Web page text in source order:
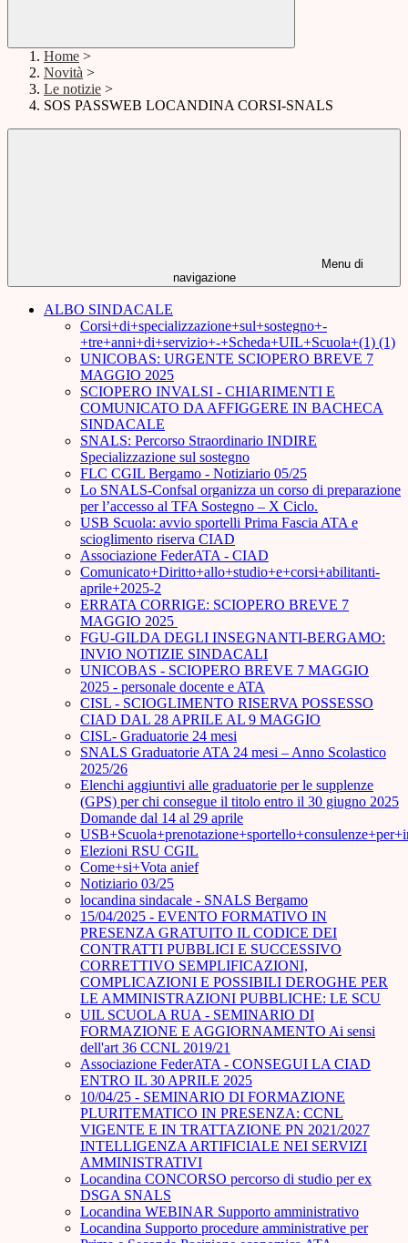
Home >
Novità >
Le notizie >
SOS PASSWEB LOCANDINA CORSI-SNALS
Menu di
navigazione
ALBO SINDACALE
Corsi+di+specializzazione+sul+sostegno+-
+tre+anni+di+servizio+-+Scheda+UIL+Scuola+(1) (1)
UNICOBAS: URGENTE SCIOPERO BREVE 7
MAGGIO 2025
SCIOPERO INVALSI - CHIARIMENTI E
COMUNICATO DA AFFIGGERE IN BACHECA
SINDACALE
SNALS: Percorso Straordinario INDIRE
Specializzazione sul sostegno
FLC CGIL Bergamo - Notiziario 05/25
Lo SNALS-Confsal organizza un corso di preparazione
per l’accesso al TFA Sostegno – X Ciclo.
USB Scuola: avvio sportelli Prima Fascia ATA e
scioglimento riserva CIAD
Associazione FederATA - CIAD
Comunicato+Diritto+allo+studio+e+corsi+abilitanti-
aprile+2025-2
ERRATA CORRIGE: SCIOPERO BREVE 7
MAGGIO 2025
FGU-GILDA DEGLI INSEGNANTI-BERGAMO:
INVIO NOTIZIE SINDACALI
UNICOBAS - SCIOPERO BREVE 7 MAGGIO
2025 - personale docente e ATA
CISL - SCIOGLIMENTO RISERVA POSSESSO
CIAD DAL 28 APRILE AL 9 MAGGIO
CISL- Graduatorie 24 mesi
SNALS Graduatorie ATA 24 mesi – Anno Scolastico
2025/26
Elenchi aggiuntivi alle graduatorie per le supplenze
(GPS) per chi consegue il titolo entro il 30 giugno 2025
Domande dal 14 al 29 aprile
Elezioni RSU CGIL
Come+si+Vota anief
Notiziario 03/25
locandina sindacale - SNALS Bergamo
15/04/2025 - EVENTO FORMATIVO IN
PRESENZA GRATUITO IL CODICE DEI
CONTRATTI PUBBLICI E SUCCESSIVO
CORRETTIVO SEMPLIFICAZIONI,
COMPLICAZIONI E POSSIBILI DEROGHE PER
LE AMMINISTRAZIONI PUBBLICHE: LE SCU
UIL SCUOLA RUA - SEMINARIO DI
FORMAZIONE E AGGIORNAMENTO Ai sensi
dell'art 36 CCNL 2019/21
Associazione FederATA - CONSEGUI LA CIAD
ENTRO IL 30 APRILE 2025
10/04/25 - SEMINARIO DI FORMAZIONE
PLURITEMATICO IN PRESENZA: CCNL
VIGENTE E IN TRATTAZIONE PN 2021/2027
INTELLIGENZA ARTIFICIALE NEI SERVIZI
AMMINISTRATIVI
Locandina CONCORSO percorso di studio per ex
DSGA SNALS
Locandina WEBINAR Supporto amministrativo
Locandina Supporto procedure amministrative per